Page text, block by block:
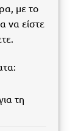
με το
να είστε
τη